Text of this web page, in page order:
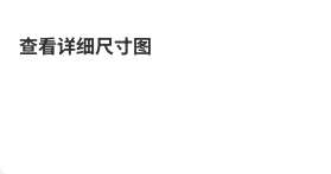
查看详细尺寸图